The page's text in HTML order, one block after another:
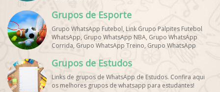
Grupos de Esporte
Grupo WhatsApp Futebol, Link Grupo Palpites Futebol
WhatsApp, Grupo WhatsApp NBA, Grupo WhatsApp
Corrida, Grupo WhatsApp Treino, Grupo WhatsApp
WhatsApp, Grupo de Torcedores [Nome do Time]
WhatsApp, Link de Grupos de Esporte Grátis, Grupo
WhatsApp Dicas de Treino, Grupo WhatsApp Futebol Ao
Vivo. Grupo WhatsApp Esporte, Grupos de Esporte
Grupos de Estudos
Links de grupos de WhatsApp de Estudos. Confira aqui
os melhores grupos de whatsapp para estudantes!